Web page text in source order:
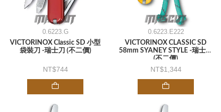
0.6223.G
VICTORINOX Classic SD 小型
袋裝刀 -瑞士刀 (不二價)
744
0.6223.E222
VICTORINOX CLASSIC SD
58mm SYANEY STYLE -瑞士刀
(不二價)
1,344